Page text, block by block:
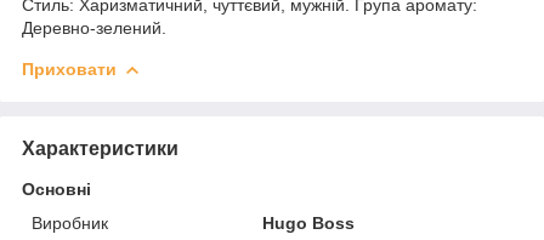
Стиль: Харизматичний, чуттєвий, мужній. Група аромату:
Деревно-зелений.
Приховати
Характеристики
Основні
Виробник
Hugo Boss